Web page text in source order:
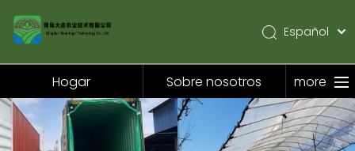
Hogar
Sobre nosotros
Español
Pусский
Hogar Sobre nosotros more